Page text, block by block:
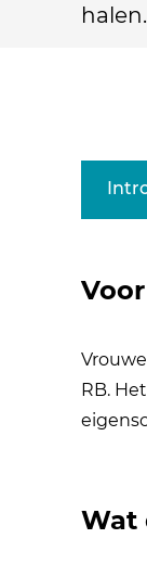
halen.
RB.
Wat